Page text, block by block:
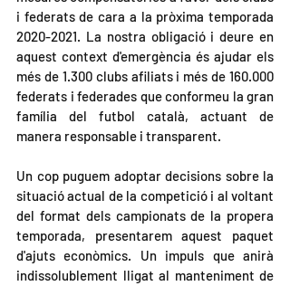
i federats de cara a la pròxima temporada
2020-2021. La nostra obligació i deure en
aquest context d'emergència és ajudar els
més de 1.300 clubs afiliats i més de 160.000
federats i federades que conformeu la gran
família del futbol català, actuant de
manera responsable i transparent.
Un cop puguem adoptar decisions sobre la
situació actual de la competició i al voltant
del format dels campionats de la propera
temporada, presentarem aquest paquet
d'ajuts econòmics. Un impuls que anirà
indissolublement lligat al manteniment de